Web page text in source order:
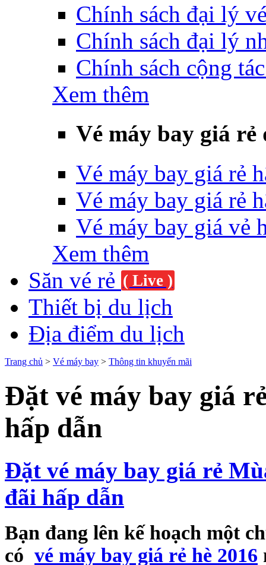
Chính sách đại lý
Chính sách đại lý
Chính sách cộng
Xem thêm
Vé máy bay giá rẻ
Vé máy bay giá rẻ
Vé máy bay giá rẻ
Vé máy bay giá vẻ
Xem thêm
Săn vé rẻ ( Live )
Thiết bị du lịch
Địa điểm du lịch
Trang chủ > Vé máy bay > Thông tin khuyến mãi
Đặt vé máy bay giá
hấp dẫn
Đặt vé máy bay giá rẻ
đãi hấp dẫn
Bạn đang lên kế hoạch một
có vé máy bay giá rẻ hè 2016